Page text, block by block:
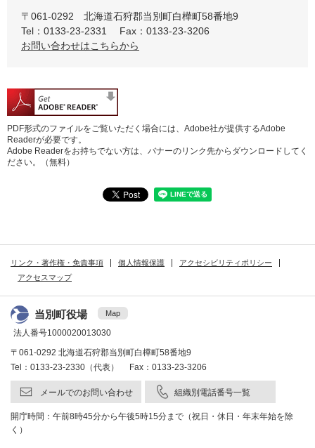
〒061-0292
北海道石狩郡当別町白樺町58番地9
Tel：0133-23-2331
Fax：0133-23-3206
お問い合わせはこちらから
PDF形式のファイルをご覧いただく場合には、Adobe社が提供するAdobe
Readerが必要です。
Adobe Readerをお持ちでない方は、バナーのリンク先からダウンロードしてく
ださい。（無料）
リンク・著作権・免責事項 個人情報保護
アクセシビリティポリシー
アクセスマップ
当別町役場 Map
法人番号1000020013030
〒061-0292 北海道石狩郡当別町白樺町58番地9
Tel：0133-23-2330（代表） Fax：0133-23-3206
メールでのお問い合わせ 組織別電話番号一覧
開庁時間：午前8時45分から午後5時15分まで（祝日・休日・年末年始を除
く）